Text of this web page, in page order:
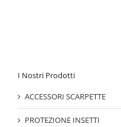
I Nostri Prodotti
ACCESSORI SCARPETTE
PROTEZIONE INSETTI